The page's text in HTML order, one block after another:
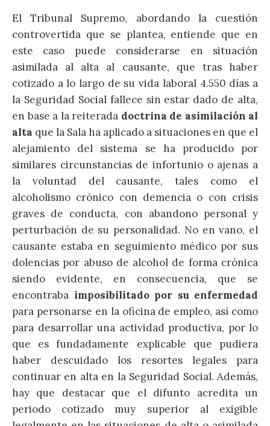
El Tribunal Supremo, abordando la cuestión
controvertida que se plantea, entiende que en
este caso puede considerarse en situación
asimilada al alta al causante, que tras haber
cotizado a lo largo de su vida laboral 4.550 días a
la Seguridad Social fallece sin estar dado de alta,
en base a la reiterada doctrina de asimilación al
alta que la Sala ha aplicado a situaciones en que el
alejamiento del sistema se ha producido por
similares circunstancias de infortunio o ajenas a
la voluntad del causante, tales como el
alcoholismo crónico con demencia o con crisis
graves de conducta, con abandono personal y
perturbación de su personalidad. No en vano, el
causante estaba en seguimiento médico por sus
dolencias por abuso de alcohol de forma crónica
siendo evidente, en consecuencia, que se
encontraba imposibilitado por su enfermedad
para personarse en la oficina de empleo, así como
para desarrollar una actividad productiva, por lo
que es fundadamente explicable que pudiera
haber descuidado los resortes legales para
continuar en alta en la Seguridad Social. Además,
hay que destacar que el difunto acredita un
periodo cotizado muy superior al exigible